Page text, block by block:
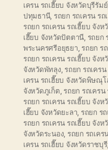
เครน รถเฮี๊ยบ จังหวัดบุรีรัมย์
ปทุมธานี, รถยก รถเครน ร
รถยก รถเครน รถเฮี๊ยบ จัง
เฮี๊ยบ จังหวัดปัตตานี, รถยก
พระนครศรีอยุธยา, รถยก ร
รถยก รถเครน รถเฮี๊ยบ จังห
จังหวัดพัทลุง, รถยก รถเคร
เครน รถเฮี๊ยบ จังหวัดพิษณุโ
จังหวัดภูเก็ต, รถยก รถเคร
รถยก รถเครน รถเฮี๊ยบ จัง
เฮี๊ยบ จังหวัดยะลา, รถยก ร
รถยก รถเครน รถเฮี๊ยบ จังห
จังหวัดระนอง, รถยก รถเคร
เครน รถเฮี๊ยบ จังหวัดราชบุรี,